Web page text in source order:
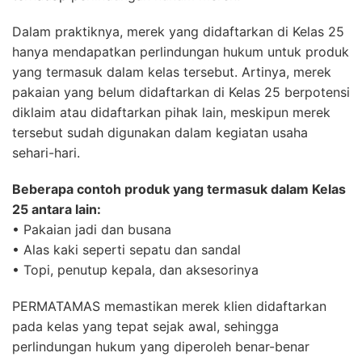
Dalam praktiknya, merek yang didaftarkan di Kelas 25
hanya mendapatkan perlindungan hukum untuk produk
yang termasuk dalam kelas tersebut. Artinya, merek
pakaian yang belum didaftarkan di Kelas 25 berpotensi
diklaim atau didaftarkan pihak lain, meskipun merek
tersebut sudah digunakan dalam kegiatan usaha
sehari-hari.
Beberapa contoh produk yang termasuk dalam Kelas
25 antara lain:
• Pakaian jadi dan busana
• Alas kaki seperti sepatu dan sandal
• Topi, penutup kepala, dan aksesorinya
PERMATAMAS memastikan merek klien didaftarkan
pada kelas yang tepat sejak awal, sehingga
perlindungan hukum yang diperoleh benar-benar